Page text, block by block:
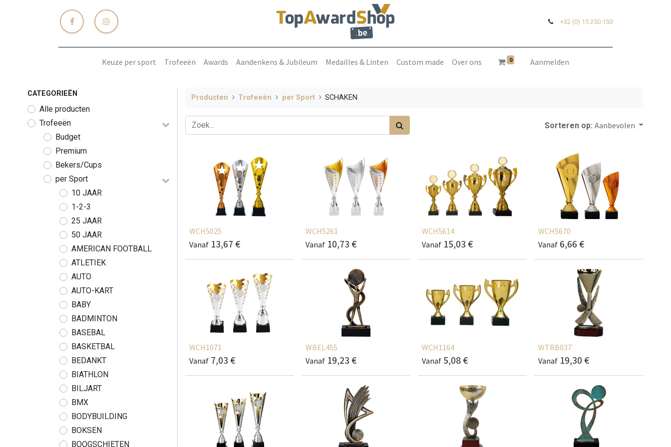
+32 (0) 15 250 150
Keuze per sport Trofeeën Awards Aandenkens & Jubileum Medailles & Linten Custom made Over ons 0 Aanmelden
CATEGORIEËN
Alle producten
Trofeeën
Budget
Premium
Bekers/Cups
per Sport
10 JAAR
1-2-3
25 JAAR
50 JAAR
AMERICAN FOOTBALL
ATLETIEK
AUTO
AUTO-KART
BABY
BADMINTON
BASEBAL
BASKETBAL
BEDANKT
BIATHLON
BILJART
BMX
BODYBUILDING
BOKSEN
BOOGSCHIETEN
Producten Trofeeën per Sport SCHAKEN
Sorteren op: Aanbevolen
WCH5025
Vanaf 13,67 €
WCH5261
Vanaf 10,73 €
WCH5614
Vanaf 15,03 €
WCH5670
Vanaf 6,66 €
WCH1071
Vanaf 7,03 €
WBEL455
Vanaf 19,23 €
WCH1164
Vanaf 5,08€
WTRB037
Vanaf 19,30 €